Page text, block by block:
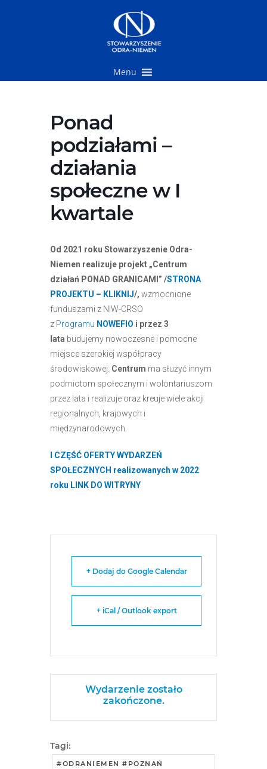
Menu
Ponad
podziałami –
działania
społeczne w I
kwartale
Od 2021 roku Stowarzyszenie Odra-
Niemen realizuje projekt „Centrum
działań PONAD GRANICAMI” /STRONA
PROJEKTU – KLIKNIJ/, wzmocnione
funduszami z NIW-CRSO
z Programu NOWEFIO i przez 3
lata budujemy nowoczesne i pomocne
miejsce szerokiej współpracy
środowiskowej. Centrum ma służyć innym
podmiotom społecznym i wolontariuszom
przez lata i realizuje oraz kreuje wiele akcji
regionalnych, krajowych i
międzynarodowych.
I CZĘŚĆ OFERTY WYDARZEŃ
SPOŁECZNYCH realizowanych w 2022
roku LINK DO WITRYNY
+ Dodaj do Google Calendar
+ iCal / Outlook export
Wydarzenie zostało
zakończone.
Tagi:
#ODRANIEMEN #POZNAŃ